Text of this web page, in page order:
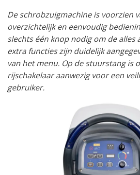
De schrobzuigmachine is voorzien
overzichtelijk en eenvoudig
slechts één knop nodig om de alles
extra functies zijn duidelijk
van het menu. Op de stuurstang is
rijschakelaar aanwezig voor een
gebruiker.